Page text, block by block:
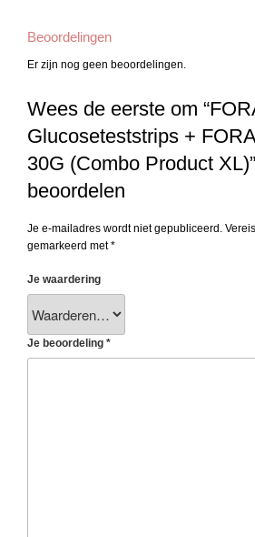
Beoordelingen
Er zijn nog geen beoordelingen.
Wees de eerste om
Glucoseteststrips +
30G (Combo Product
beoordelen
Je e-mailadres wordt niet gepubliceerd.
gemarkeerd met*
Je waardering
Je beoordeling *